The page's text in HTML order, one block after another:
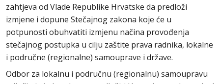
zahtjeva od Vlade Republike Hrvatske da predloži
izmjene i dopune Stečajnog zakona koje će u
potpunosti obuhvatiti izmjenu načina provođenja
stečajnog postupka u cilju zaštite prava radnika, lokalne
i područne (regionalne) samouprave i države.
Odbor za lokalnu i područnu (regionalnu) samoupravu